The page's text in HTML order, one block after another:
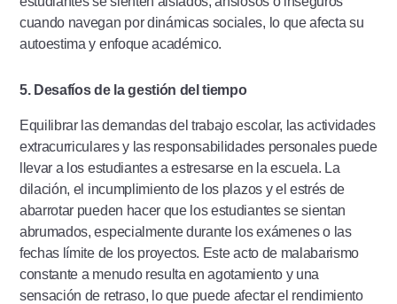
cuando navegan por dinámicas sociales, lo que afecta su
autoestima y enfoque académico.
5. Desafíos de la gestión del tiempo
Equilibrar las demandas del trabajo escolar, las actividades
extracurriculares y las responsabilidades personales puede
llevar a los estudiantes a estresarse en la escuela. La
dilación, el incumplimiento de los plazos y el estrés de
abarrotar pueden hacer que los estudiantes se sientan
abrumados, especialmente durante los exámenes o las
fechas límite de los proyectos. Este acto de malabarismo
constante a menudo resulta en agotamiento y una
sensación de retraso, lo que puede afectar el rendimiento